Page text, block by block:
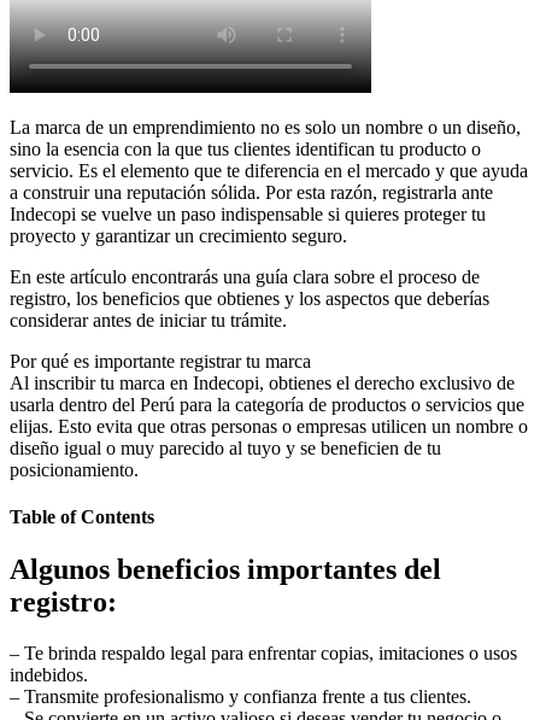
La marca de un emprendimiento no es solo un nombre o un diseño,
sino la esencia con la que tus clientes identifican tu producto o
servicio. Es el elemento que te diferencia en el mercado y que ayuda
a construir una reputación sólida. Por esta razón, registrarla ante
Indecopi se vuelve un paso indispensable si quieres proteger tu
proyecto y garantizar un crecimiento seguro.
En este artículo encontrarás una guía clara sobre el proceso de
registro, los beneficios que obtienes y los aspectos que deberías
considerar antes de iniciar tu trámite.
Por qué es importante registrar tu marca
Al inscribir tu marca en Indecopi, obtienes el derecho exclusivo de
usarla dentro del Perú para la categoría de productos o servicios que
elijas. Esto evita que otras personas o empresas utilicen un nombre o
diseño igual o muy parecido al tuyo y se beneficien de tu
posicionamiento.
Table of Contents
Algunos beneficios importantes del
registro:
– Te brinda respaldo legal para enfrentar copias, imitaciones o usos
indebidos.
– Transmite profesionalismo y confianza frente a tus clientes.